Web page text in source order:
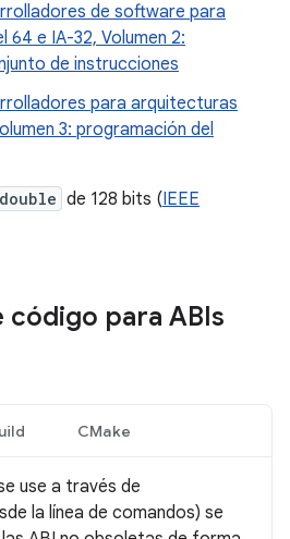
de software para
e IA-32, Volumen 2:
de instrucciones
para arquitecturas
3: programación del
de 128 bits (IEEE
código para ABIs
CMake
use a través de
la línea de comandos) se